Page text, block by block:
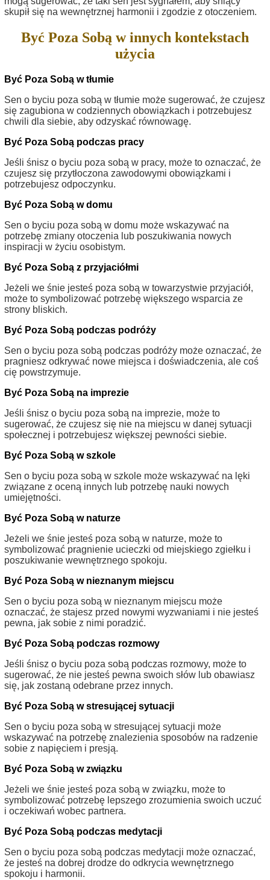
skupił się na wewnętrznej harmonii i zgodzie z otoczeniem.
Być Poza Sobą w innych kontekstach
użycia
Być Poza Sobą w tłumie
Sen o byciu poza sobą w tłumie może sugerować, że czujesz
się zagubiona w codziennych obowiązkach i potrzebujesz
chwili dla siebie, aby odzyskać równowagę.
Być Poza Sobą podczas pracy
Jeśli śnisz o byciu poza sobą w pracy, może to oznaczać, że
czujesz się przytłoczona zawodowymi obowiązkami i
potrzebujesz odpoczynku.
Być Poza Sobą w domu
Sen o byciu poza sobą w domu może wskazywać na
potrzebę zmiany otoczenia lub poszukiwania nowych
inspiracji w życiu osobistym.
Być Poza Sobą z przyjaciółmi
Jeżeli we śnie jesteś poza sobą w towarzystwie przyjaciół,
może to symbolizować potrzebę większego wsparcia ze
strony bliskich.
Być Poza Sobą podczas podróży
Sen o byciu poza sobą podczas podróży może oznaczać, że
pragniesz odkrywać nowe miejsca i doświadczenia, ale coś
cię powstrzymuje.
Być Poza Sobą na imprezie
Jeśli śnisz o byciu poza sobą na imprezie, może to
sugerować, że czujesz się nie na miejscu w danej sytuacji
społecznej i potrzebujesz większej pewności siebie.
Być Poza Sobą w szkole
Sen o byciu poza sobą w szkole może wskazywać na lęki
związane z oceną innych lub potrzebę nauki nowych
umiejętności.
Być Poza Sobą w naturze
Jeżeli we śnie jesteś poza sobą w naturze, może to
symbolizować pragnienie ucieczki od miejskiego zgiełku i
poszukiwanie wewnętrznego spokoju.
Być Poza Sobą w nieznanym miejscu
Sen o byciu poza sobą w nieznanym miejscu może
oznaczać, że stajesz przed nowymi wyzwaniami i nie jesteś
pewna, jak sobie z nimi poradzić.
Być Poza Sobą podczas rozmowy
Jeśli śnisz o byciu poza sobą podczas rozmowy, może to
sugerować, że nie jesteś pewna swoich słów lub obawiasz
się, jak zostaną odebrane przez innych.
Być Poza Sobą w stresującej sytuacji
Sen o byciu poza sobą w stresującej sytuacji może
wskazywać na potrzebę znalezienia sposobów na radzenie
sobie z napięciem i presją.
Być Poza Sobą w związku
Jeżeli we śnie jesteś poza sobą w związku, może to
symbolizować potrzebę lepszego zrozumienia swoich uczuć
i oczekiwań wobec partnera.
Być Poza Sobą podczas medytacji
Sen o byciu poza sobą podczas medytacji może oznaczać,
że jesteś na dobrej drodze do odkrycia wewnętrznego
spokoju i harmonii.